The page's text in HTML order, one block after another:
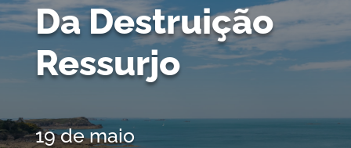
Da Destruição
Ressurjo
19 de maio